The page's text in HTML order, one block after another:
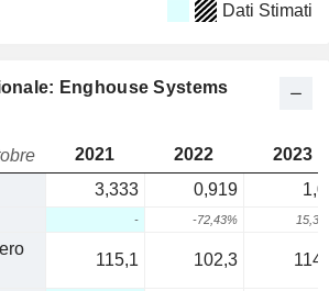
Dati Stimati
Enghouse Systems
2021 2022
2023
3,333 0,919
- -72,43%
115,1 102,3